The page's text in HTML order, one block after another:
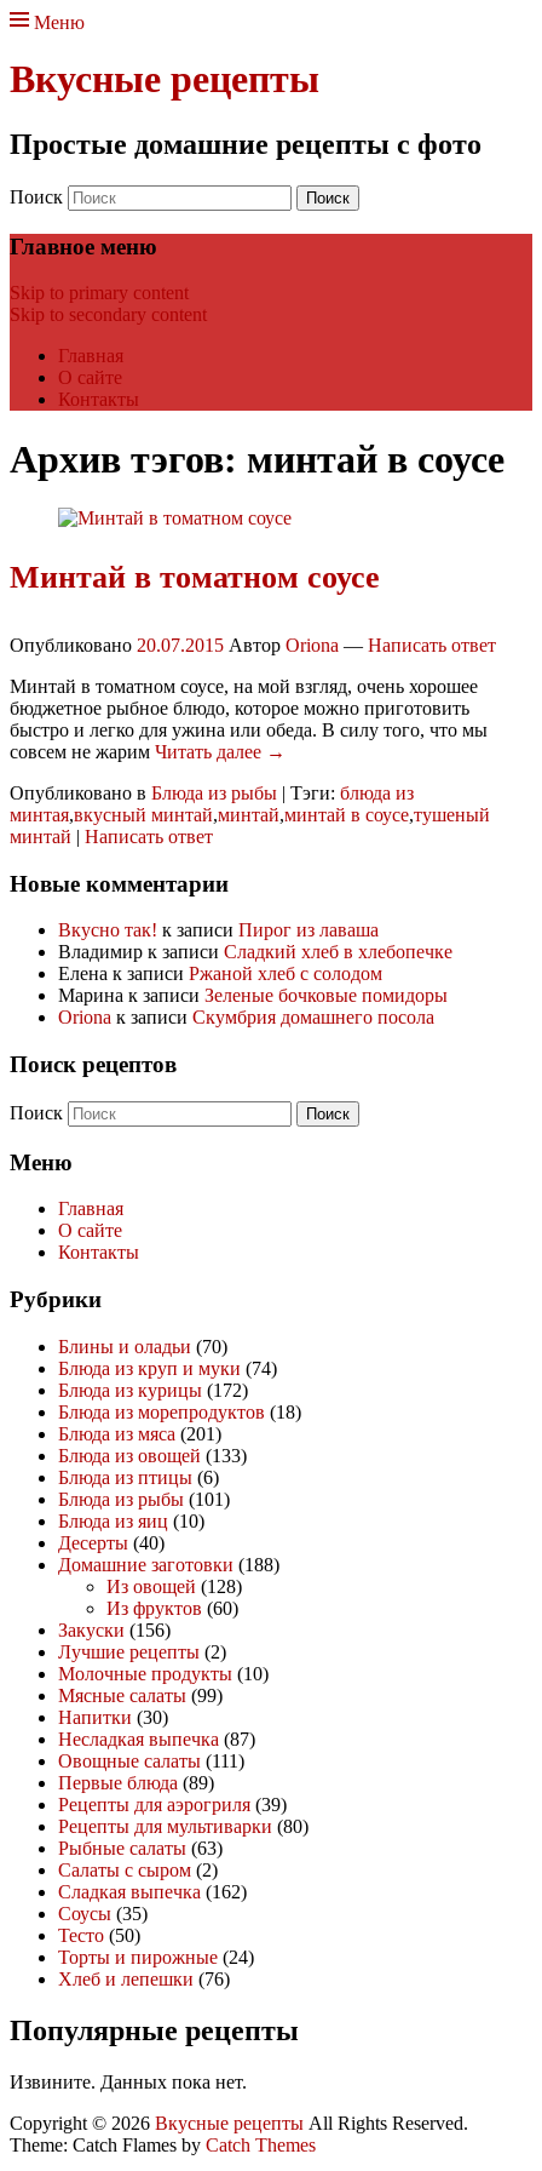
Меню
Вкусные рецепты
Простые домашние рецепты с фото
Поиск
Главное меню
Skip to primary content
Skip to secondary content
Главная
О сайте
Контакты
Архив тэгов: минтай в соусе
Минтай в томатном соусе
Опубликовано 20.07.2015 Автор Oriona — Написать ответ
Минтай в томатном соусе, на мой взгляд, очень хорошее
бюджетное рыбное блюдо, которое можно приготовить
быстро и легко для ужина или обеда. В силу того, что мы
совсем не жарим Читать далее →
Опубликовано в Блюда из рыбы | Тэги: блюда из
минтая,вкусный минтай,минтай,минтай в соусе,тушеный
минтай | Написать ответ
Новые комментарии
Вкусно так! к записи Пирог из лаваша
Владимир к записи Сладкий хлеб в хлебопечке
Елена к записи Ржаной хлеб с солодом
Марина к записи Зеленые бочковые помидоры
Oriona к записи Скумбрия домашнего посола
Поиск рецептов
Поиск
Меню
Главная
О сайте
Контакты
Рубрики
Блины и оладьи (70)
Блюда из круп и муки (74)
Блюда из курицы (172)
Блюда из морепродуктов (18)
Блюда из мяса (201)
Блюда из овощей (133)
Блюда из птицы (6)
Блюда из рыбы (101)
Блюда из яиц (10)
Десерты (40)
Домашние заготовки (188)
Из овощей (128)
Из фруктов (60)
Закуски (156)
Лучшие рецепты (2)
Молочные продукты (10)
Мясные салаты (99)
Напитки (30)
Несладкая выпечка (87)
Овощные салаты (111)
Первые блюда (89)
Рецепты для аэрогриля (39)
Рецепты для мультиварки (80)
Рыбные салаты (63)
Салаты с сыром (2)
Сладкая выпечка (162)
Соусы (35)
Тесто (50)
Торты и пирожные (24)
Хлеб и лепешки (76)
Популярные рецепты
Извините. Данных пока нет.
Copyright © 2026 Вкусные рецепты All Rights Reserved.
Theme: Catch Flames by Catch Themes